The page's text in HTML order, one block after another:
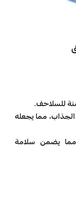
للسلاحف.
الجذاب، مما يجعله
مما يضمن سلامة